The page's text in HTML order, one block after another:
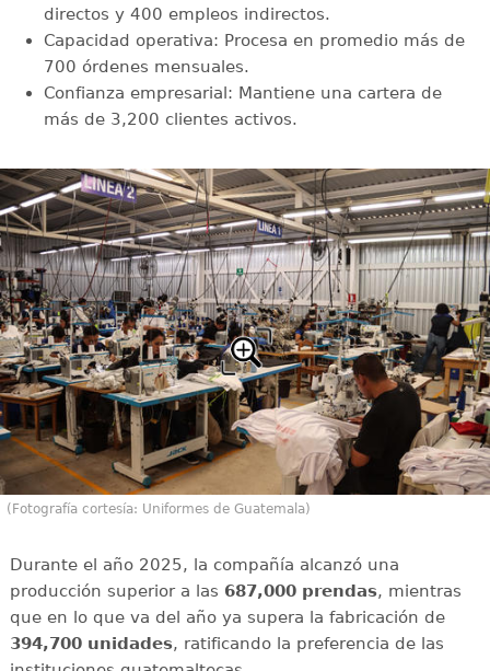
directos y 400 empleos indirectos.
Capacidad operativa: Procesa en promedio más de
700 órdenes mensuales.
Confianza empresarial: Mantiene una cartera de
más de 3,200 clientes activos.
(Fotografía cortesía: Uniformes de Guatemala)
Durante el año 2025, la compañía alcanzó una
producción superior a las 687,000 prendas, mientras
que en lo que va del año ya supera la fabricación de
394,700 unidades, ratificando la preferencia de las